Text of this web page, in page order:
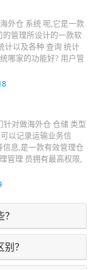
外仓 系统 呢,它是一款
管理所设计的一款软
计以及各种 查询 统计
哪家的功能好? 用户管
对做海外仓 仓储 类型
以记录运输业务信
信息,是一款有效管理仓
管理 员拥有最高权限,
？